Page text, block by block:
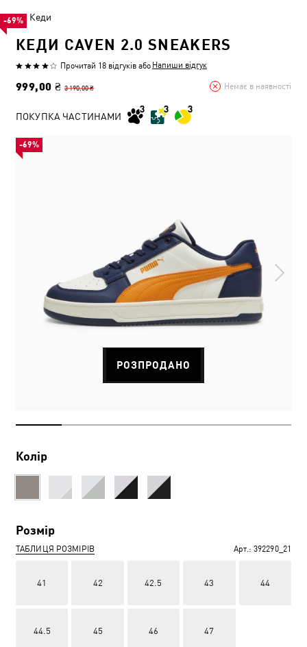
Кеди
КЕДИ CAVEN 2.0 SNEAKERS
Прочитай 18 відгуків або Напиши відгук
999,00 ₴ 3 190,00 ₴ Немає в наявності
-69%
ПОКУПКА ЧАСТИНАМИ
РОЗПРОДАНО
Колір
Розмір
ТАБЛИЦЯ РОЗМІРІВ Арт.: 392290_21
41 42 42.5 43 44
44.5 45 46 47
-69%